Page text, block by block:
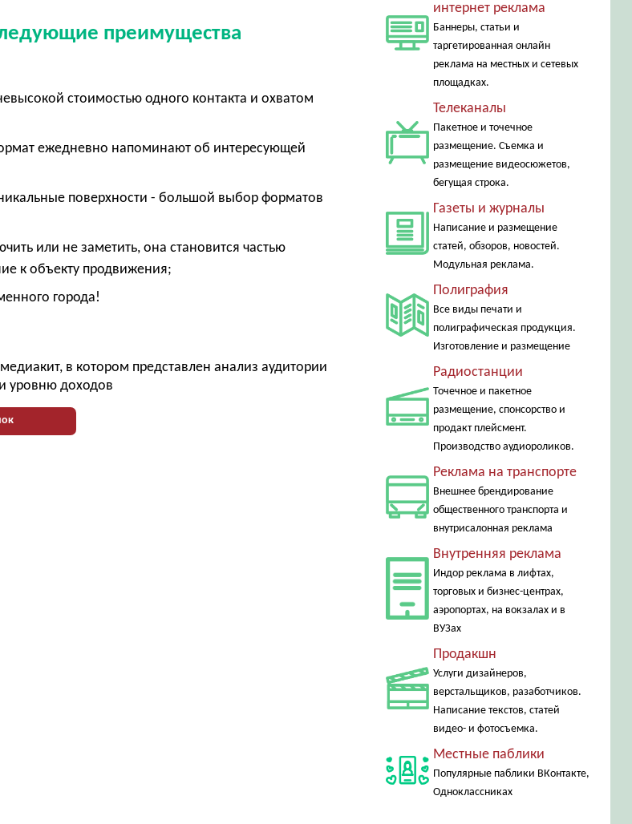
преимущества
стоимостью одного контакта и охватом
ежедневно напоминают об интересующей
поверхности - большой выбор форматов
или не заметить, она становится частью
к объекту продвижения;
города!
в котором представлен анализ аудитории
уровню доходов
интернет реклама
Баннеры, статьи и
таргетированная онлайн
реклама на местных и сетевых
площадках.
Телеканалы
Пакетное и точечное
размещение. Съемка и
размещение видеосюжетов,
бегущая строка.
Газеты и журналы
Написание и размещение
статей, обзоров, новостей.
Модульная реклама.
Полиграфия
Все виды печати и
полиграфическая продукция.
Изготовление и размещение
Радиостанции
Точечное и пакетное
размещение, спонсорство и
продакт плейсмент.
Производство аудиороликов.
Реклама на транспорте
Внешнее брендирование
общественного транспорта и
внутрисалонная реклама
Внутренняя реклама
Индор реклама в лифтах,
торговых и бизнес-центрах,
аэропортах, на вокзалах и в
ВУЗах
Продакшн
Услуги дизайнеров,
верстальщиков, разаботчиков.
Написание текстов, статей
видео- и фотосъемка.
Местные паблики
Популярные паблики ВКонтакте,
Одноклассниках